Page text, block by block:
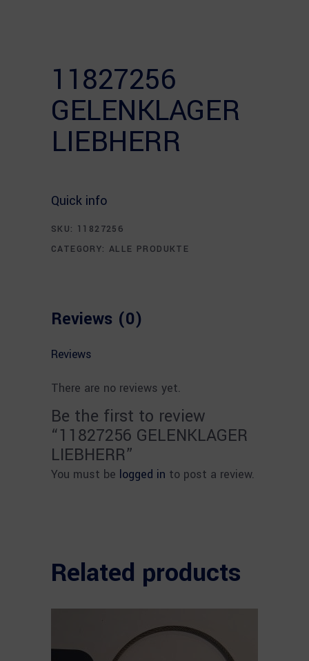
11827256
GELENKLAGER
LIEBHERR
Quick info
SKU: 11827256
CATEGORY:ALLE PRODUKTE
Reviews (0)
Reviews
There are no reviews yet.
Be the first to review
“11827256 GELENKLAGER
LIEBHERR”
You must be logged in to post a review.
Related products